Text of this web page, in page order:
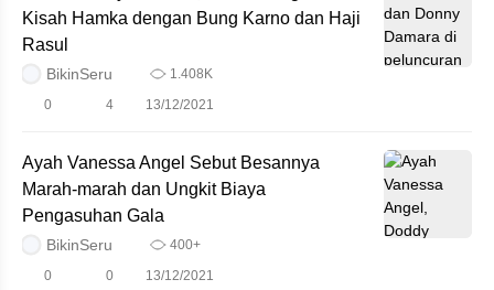
Kisah Hamka dengan Bung Karno dan Haji
Rasul
BikinSeru
1.408K
0
4 13/12/2021
Ayah Vanessa Angel Sebut Besannya
Marah-marah dan Ungkit Biaya
Pengasuhan Gala
BikinSeru
400+
0
0 13/12/2021